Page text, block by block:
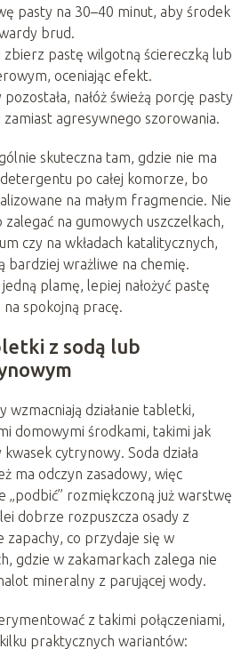
pasty na 30–40 minut, aby środek
brud.
zbierz pastę wilgotną ściereczką lub
oceniając efekt.
nałóż świeżą porcję pasty
agresywnego szorowania.
skuteczna tam, gdzie nie ma
po całej komorze, bo
na małym fragmencie. Nie
zalegać na gumowych uszczelkach,
czy na wkładach katalitycznych,
bardziej wrażliwe na chemię.
plamę, lepiej nałożyć pastę
na spokojną pracę.
z sodą lub
wzmacniają działanie tabletki,
domowymi środkami, takimi jak
kwasek cytrynowy. Soda działa
ma odczyn zasadowy, więc
„podbić” rozmiękczoną już warstwę
dobrze rozpuszcza osady z
zapachy, co przydaje się w
gdzie w zakamarkach zalega nie
mineralny z parującej wody.
z takimi połączeniami,
praktycznych wariantów: